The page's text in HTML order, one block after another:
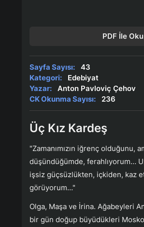
PDF İle Oku
Sayfa Sayısı:
43
Kategori:
Edebiyat
Yazar:
Anton Pavloviç Çehov
CK Okunma Sayısı:
236
Üç Kız Kardeş
"Zamanımızın iğrenç olduğunu,
düşündüğümde, ferahlıyorum…
işsiz güçsüzlükten, içkiden, kaz
görüyorum…"
Olga, Maşa ve İrina. Ağabeyleri
bir gün doğup büyüdükleri